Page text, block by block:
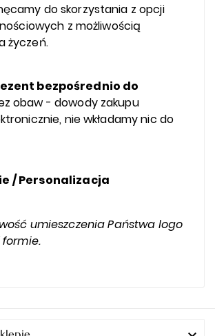
do skorzystania z opcji
z możliwością
życzeń.
bezpośrednio do
obaw - dowody zakupu
nie wkładamy nic do
/ Personalizacja
umieszczenia Państwa logo
formie.